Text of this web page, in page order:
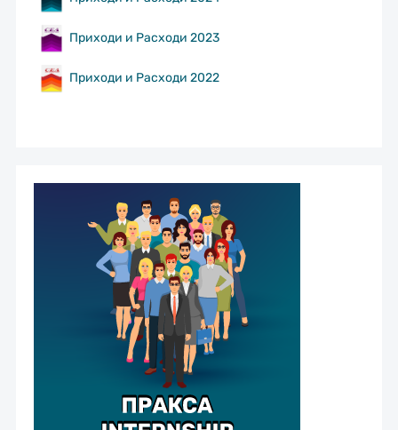
Приходи и Расходи 2023
Приходи и Расходи 2022